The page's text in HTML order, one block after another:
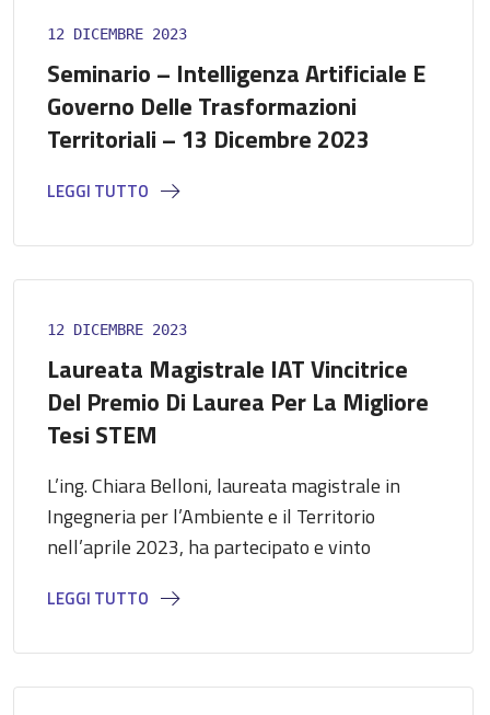
12 DICEMBRE 2023
Seminario – Intelligenza Artificiale E
Governo Delle Trasformazioni
Territoriali – 13 Dicembre 2023
LEGGI TUTTO
12 DICEMBRE 2023
Laureata Magistrale IAT Vincitrice
Del Premio Di Laurea Per La Migliore
Tesi STEM
L’ing. Chiara Belloni, laureata magistrale in
Ingegneria per l’Ambiente e il Territorio
nell’aprile 2023, ha partecipato e vinto
LEGGI TUTTO